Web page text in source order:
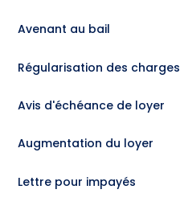
Avenant au bail
Régularisation des charges
Avis d'échéance de loyer
Augmentation du loyer
Lettre pour impayés